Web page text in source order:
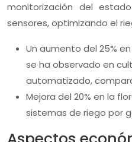
monitorización del
sensores, optimizando el
Un aumento del 25%
se ha observado en
automatizado,
Mejora del 20% en la
sistemas de riego por